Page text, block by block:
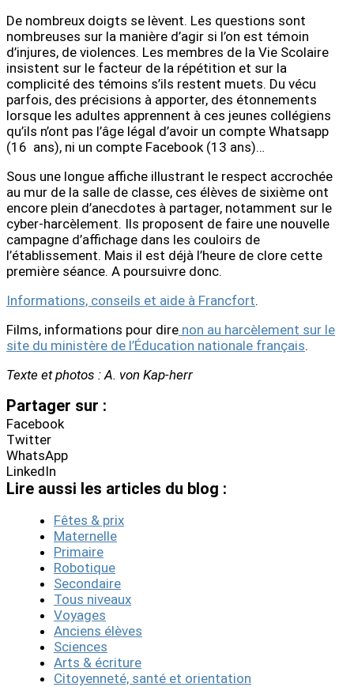
De nombreux doigts se lèvent. Les questions sont
nombreuses sur la manière d’agir si l’on est témoin
d’injures, de violences. Les membres de la Vie Scolaire
insistent sur le facteur de la répétition et sur la
complicité des témoins s’ils restent muets. Du vécu
parfois, des précisions à apporter, des étonnements
lorsque les adultes apprennent à ces jeunes collégiens
qu’ils n’ont pas l’âge légal d’avoir un compte Whatsapp
(16 ans), ni un compte Facebook (13 ans)…
Sous une longue affiche illustrant le respect accrochée
au mur de la salle de classe, ces élèves de sixième ont
encore plein d’anecdotes à partager, notamment sur le
cyber-harcèlement. Ils proposent de faire une nouvelle
campagne d’affichage dans les couloirs de
l’établissement. Mais il est déjà l’heure de clore cette
première séance. A poursuivre donc.
Informations, conseils et aide à Francfort.
Films, informations pour dire non au harcèlement sur le
site du ministère de l’Éducation nationale français.
Texte et photos : A. von Kap-herr
Partager sur :
Facebook
Twitter
WhatsApp
LinkedIn
Lire aussi les articles du blog :
Fêtes & prix
Maternelle
Primaire
Robotique
Secondaire
Tous niveaux
Voyages
Anciens élèves
Sciences
Arts & écriture
Citoyenneté, santé et orientation